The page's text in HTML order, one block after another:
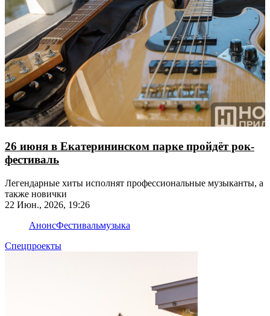
26 июня в Екатерининском парке пройдёт рок-
фестиваль
Легендарные хиты исполнят профессиональные музыканты, а
также новички
22 Июн., 2026, 19:26
АнонсФестивальмузыка
Спецпроекты